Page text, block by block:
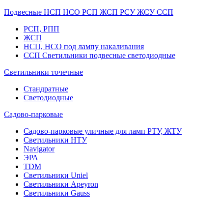
Подвесные НСП НСО РСП ЖСП РСУ ЖСУ ССП
РСП, РПП
ЖСП
НСП, НСО под лампу накаливания
ССП Светильники подвесные светодиодные
Светильники точечные
Стандратные
Светодиодные
Садово-парковые
Садово-парковые уличные для ламп РТУ, ЖТУ
Светильники НТУ
Navigator
ЭРА
TDM
Светильники Uniel
Светильники Apeyron
Светильники Gauss